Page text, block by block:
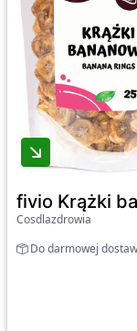
fivio Krążki
Cosdlazdrowia
Do darmowej